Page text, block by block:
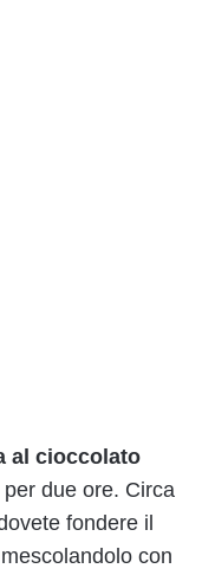
al cioccolato
due ore. Circa
fondere il
con